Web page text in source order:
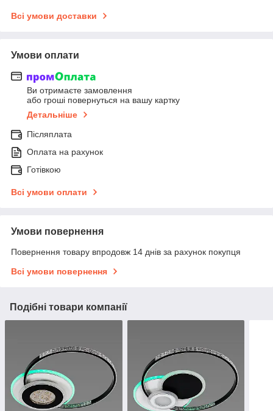
Всі умови доставки
Умови оплати
Ви отримаєте замовлення
або гроші повернуться на вашу картку
Детальніше
Післяплата
Оплата на рахунок
Готівкою
Всі умови оплати
Умови повернення
Повернення товару впродовж 14 днів за рахунок покупця
Всі умови повернення
Подібні товари компанії